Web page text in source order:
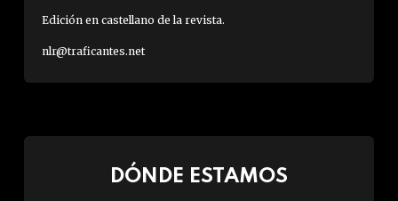
Edición en castellano de la revista.
nlr@traficantes.net
DÓNDE ESTAMOS